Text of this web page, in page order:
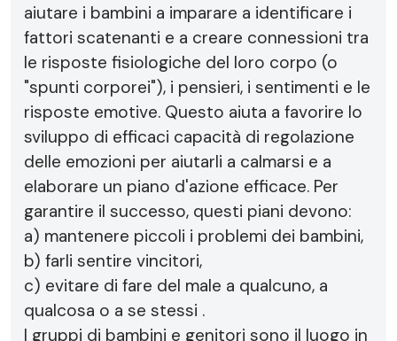
aiutare i bambini a imparare a identificare i
fattori scatenanti e a creare connessioni tra
le risposte fisiologiche del loro corpo (o
"spunti corporei"), i pensieri, i sentimenti e le
risposte emotive. Questo aiuta a favorire lo
sviluppo di efficaci capacità di regolazione
delle emozioni per aiutarli a calmarsi e a
elaborare un piano d'azione efficace. Per
garantire il successo, questi piani devono:
a) mantenere piccoli i problemi dei bambini,
b) farli sentire vincitori,
c) evitare di fare del male a qualcuno, a
qualcosa o a se stessi .
I gruppi di bambini e genitori sono il luogo in